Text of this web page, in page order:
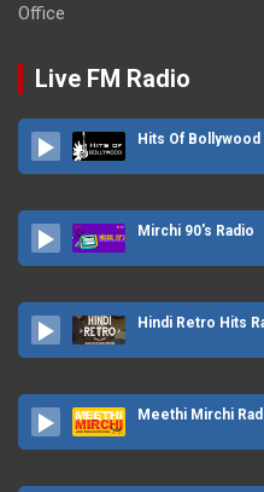
Office
Live FM Radio
Hits Of Bollywood
Mirchi 90's Radio
Hindi Retro Hits
Meethi Mirchi